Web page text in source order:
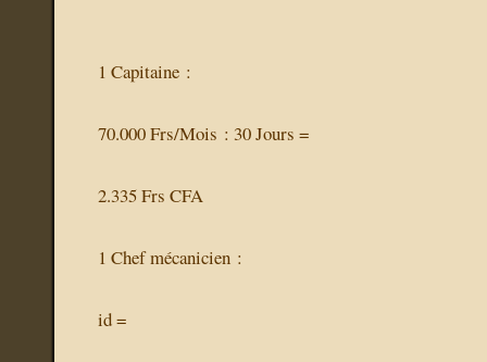
1 Capitaine :
70.000 Frs/Mois : 30 Jours =
2.335 Frs CFA
1 Chef mécanicien :
id =